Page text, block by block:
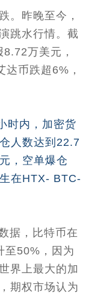
。昨晚至今，
跳水行情。截
万美元，
币跌超6%，
时内，加密货
人数达到22.7
，空单爆仓
在HTX- BTC-
据，比特币在
至50%，因为
界上最大的加
期权市场认为